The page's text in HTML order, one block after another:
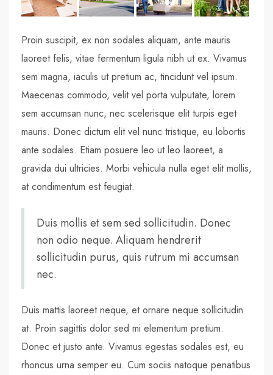
Proin suscipit, ex non sodales aliquam, ante mauris
laoreet felis, vitae fermentum ligula nibh ut ex. Vivamus
sem magna, iaculis ut pretium ac, tincidunt vel ipsum.
Maecenas commodo, velit vel porta vulputate, lorem
sem accumsan nunc, nec scelerisque elit turpis eget
mauris. Donec dictum elit vel nunc tristique, eu lobortis
ante sodales. Etiam posuere leo ut leo laoreet, a
gravida dui ultricies. Morbi vehicula nulla eget elit mollis,
at condimentum est feugiat.
Duis mollis et sem sed sollicitudin. Donec
non odio neque. Aliquam hendrerit
sollicitudin purus, quis rutrum mi accumsan
nec.
Duis mattis laoreet neque, et ornare neque sollicitudin
at. Proin sagittis dolor sed mi elementum pretium.
Donec et justo ante. Vivamus egestas sodales est, eu
rhoncus urna semper eu. Cum sociis natoque penatibus